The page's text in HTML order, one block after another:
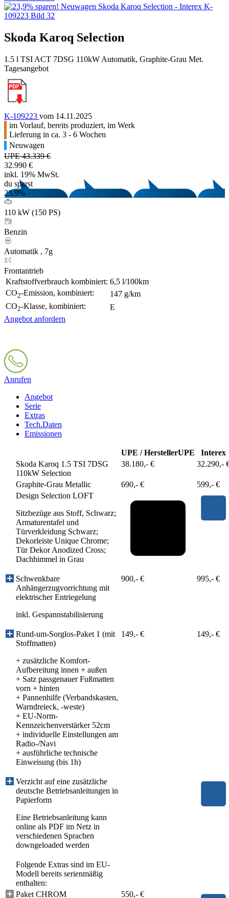
Skoda Karoq Selection
1.5 l TSI ACT 7DSG 110kW Automatik, Graphite-Grau Met.
Tagesangebot
K-109223 vom 14.11.2025
im Vorlauf, bereits produziert, im Werk
Lieferung in ca. 3 - 6 Wochen
Neuwagen
UPE 43.339 €
32.990 €
inkl. 19% MwSt.
du sparst
23,9%
110 kW (150 PS)
Benzin
Automatik , 7g
Frontantrieb
Kraftstoffverbrauch kombiniert: 6,5 l/100km
CO2-Emission, kombiniert:
147 g/km
CO2-Klasse, kombiniert:
E
Angebot anfordern
Anrufen
Angebot
Serie
Extras
Tech.Daten
Emissionen
UPE / HerstellerUPE
Interex
Skoda Karoq 1.5 TSI 7DSG
110kW Selection
38.180,- € 32.290,-
Graphite-Grau Metallic 690,- €
599,- €
Design Selection LOFT
Sitzbezüge aus Stoff, Schwarz;
Armaturentafel und
Türverkleidung Schwarz;
Dekorleiste Unique Chrome;
Tür Dekor Anodized Cross;
Dachhimmel in Grau
Schwenkbare
Anhängerzugvorrichtung mit
elektrischer Entriegelung
inkl. Gespannstabilisierung
900,- € 995,- €
Rund-um-Sorglos-Paket 1 (mit
Stoffmatten)
+ zusätzliche Komfort-
Aufbereitung innen + außen
+ Satz passgenauer Fußmatten
vorn + hinten
+ Pannenhilfe (Verbandskasten,
Warndreieck, -weste)
+ EU-Norm-
Kennzeichenverstärker 52cm
+ individuelle Einstellungen am
Radio-/Navi
+ ausführliche technische
Einweisung (bis 1h)
149,- € 149,- €
Verzicht auf eine zusätzliche
deutsche Betriebsanleitungen in
Papierform
Eine Betriebsanleitung kann
online als PDF im Netz in
verschiedenen Sprachen
downgeloaded werden
Folgende Extras sind im EU-
Modell bereits serienmäßig
enthalten:
Paket CHROM
550,- €